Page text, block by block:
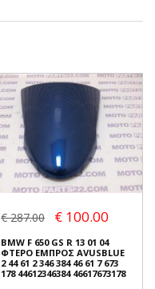
€ 287.00 € 100.00
BMW F 650 GS R 13 01 04
ΦΤΕΡΟ ΕΜΠΡΟΣ AVUSBLUE
2 44 61 2 346 384 46 61 7 673
178 44612346384 46617673178